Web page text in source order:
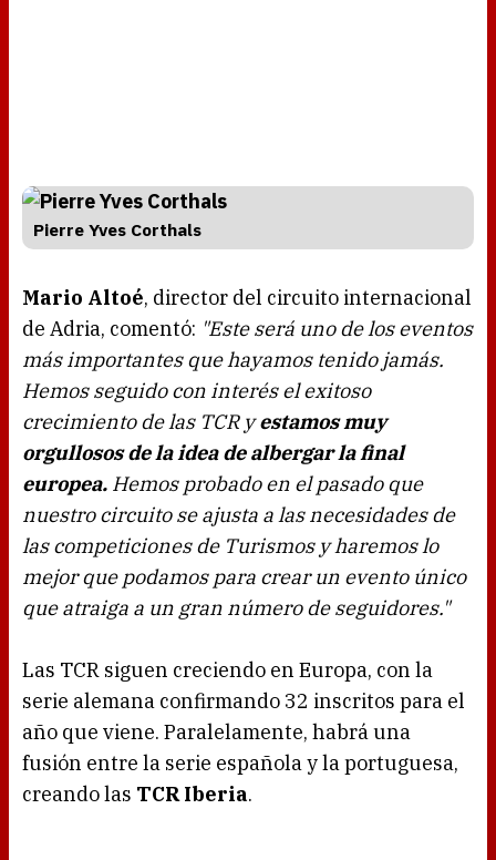
Pierre Yves Corthals
Mario Altoé, director del circuito internacional
de Adria, comentó: "Este será uno de los eventos
más importantes que hayamos tenido jamás.
Hemos seguido con interés el exitoso
crecimiento de las TCR yestamos muy
orgullosos de la idea de albergar la final
europea. Hemos probado en el pasado que
nuestro circuito se ajusta a las necesidades de
las competiciones de Turismos y haremos lo
mejor que podamos para crear un evento único
que atraiga a un gran número de seguidores."
Las TCR siguen creciendo en Europa, con la
serie alemana confirmando 32 inscritos para el
año que viene. Paralelamente, habrá una
fusión entre la serie española y la portuguesa,
creando las TCR Iberia.